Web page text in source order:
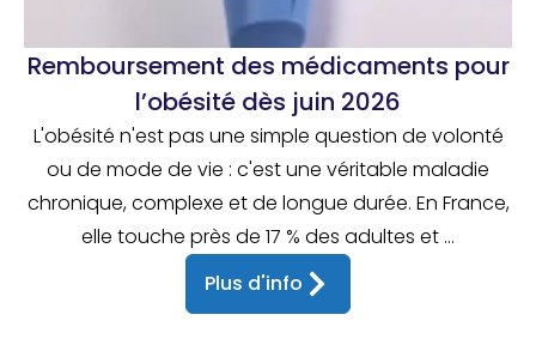
Remboursement des médicaments pour
l’obésité dès juin 2026
L'obésité n'est pas une simple question de volonté
ou de mode de vie : c'est une véritable maladie
chronique, complexe et de longue durée. En France,
elle touche près de 17 % des adultes et ...
Plus d'info